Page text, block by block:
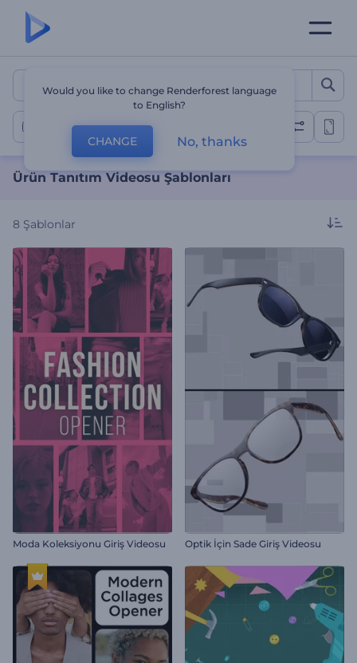
Ürün Tanıtım Videosu
Ürün Tanıtım Videoları
Ürün Tanıtım Videosu Şablonları
8 Şablonlar
Moda Koleksiyonu Giriş Videosu Optik İçin Sade Giriş Videosu
Would you like to change Renderforest language
to English?
CHANGE No, thanks